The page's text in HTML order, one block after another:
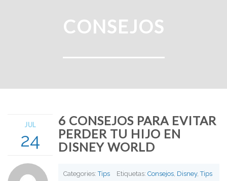
CONSEJOS
JUL
24
6 CONSEJOS PARA EVITAR
PERDER TU HIJO EN
DISNEY WORLD
Categories:Tips Etiquetas: Consejos, Disney,Tips